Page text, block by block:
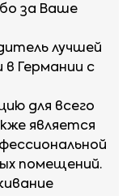
Bora, Golf,
Jetta;
- 112,
Гранта,
Приора;
за Ваше
лучшей
Германии с
для всего
является
помещений.